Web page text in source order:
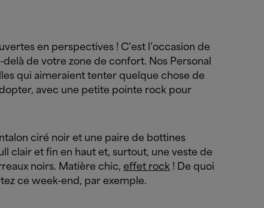
en perspectives ! C’est l’occasion de
de votre zone de confort. Nos Personal
qui aimeraient tenter quelque chose de
avec une petite pointe rock pour
ciré noir et une paire de bottines
clair et fin en haut et, surtout, une veste de
noirs. Matière chic, effet rock ! De quoi
ce week-end, par exemple.